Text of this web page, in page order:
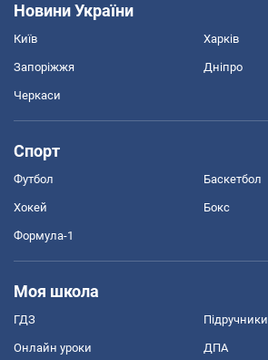
Новини України
Київ Харків
Запоріжжя Дніпро
Черкаси
Спорт
Футбол Баскетбол
Хокей Бокс
Формула-1
Моя школа
ГДЗ Підручники
Онлайн уроки ДПА